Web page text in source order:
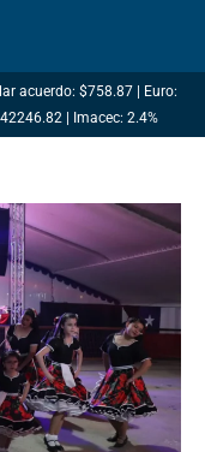
acuerdo: $758.87 | Euro:
| Imacec: 2.4%